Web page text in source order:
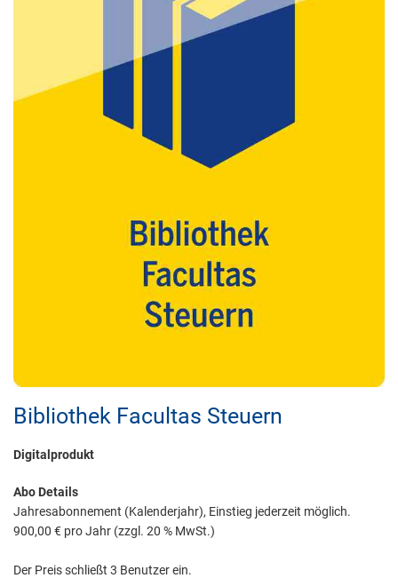
Bibliothek Facultas Steuern
Digitalprodukt
Abo Details
Jahresabonnement (Kalenderjahr), Einstieg jederzeit möglich.
900,00 € pro Jahr (zzgl. 20 % MwSt.)
Der Preis schließt 3 Benutzer ein.